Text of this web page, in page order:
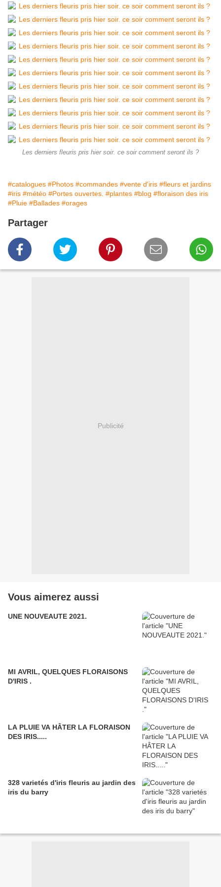
Les derniers fleuris pris hier soir. ce soir comment seront ils ?
#catalogues #Photos #commandes #vente d'iris #fleurs et jardins
#iris #météo #Portes ouvertes. #plantes #blog #floraison des iris
#Pluie #Ballades #orages
Partager
Publicité
Vous aimerez aussi
UNE NOUVEAUTE 2021.
MI AVRIL, QUELQUES FLORAISONS
D'IRIS .
LA PLUIE VA HÂTER LA FLORAISON
DES IRIS.....
328 varietés d'iris fleuris au jardin des
iris du barry